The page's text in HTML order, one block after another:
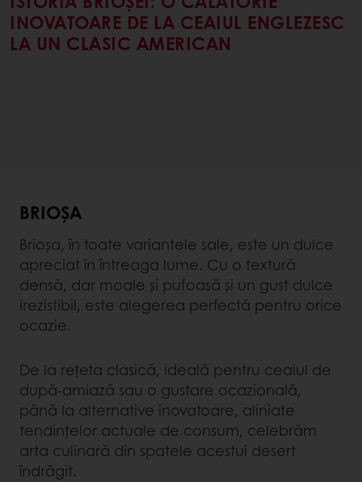
INOVATOARE DE LA CEAIUL ENGLEZESC
LA UN CLASIC AMERICAN
BRIOȘA
Brioșa, în toate variantele sale, este un dulce
apreciat în întreaga lume. Cu o textură
densă, dar moale și pufoasă și un gust dulce
irezistibil, este alegerea perfectă pentru orice
ocazie.
De la rețeta clasică, ideală pentru ceaiul de
după-amiază sau o gustare ocazională,
până la alternative inovatoare, aliniate
tendințelor actuale de consum, celebrăm
arta culinară din spatele acestui desert
îndrăgit.